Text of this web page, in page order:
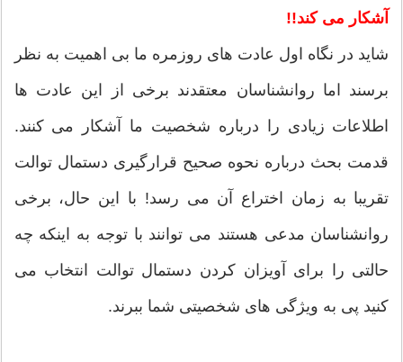
آشکار می کند!!
شاید در نگاه اول عادت های روزمره ما بی اهمیت به نظر
برسند اما روانشناسان معتقدند برخی از این عادت ها
اطلاعات زیادی را درباره شخصیت ما آشکار می کنند.
قدمت بحث درباره نحوه صحیح قرارگیری دستمال توالت
تقریبا به زمان اختراع آن می رسد! با این حال، برخی
روانشناسان مدعی هستند می توانند با توجه به اینکه چه
حالتی را برای آویزان کردن دستمال توالت انتخاب می
کنید پی به ویژگی های شخصیتی شما ببرند.